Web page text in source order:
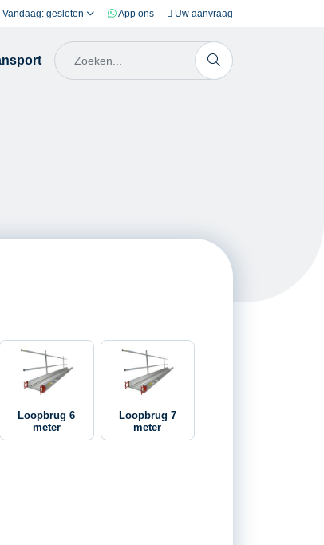
Vandaag: gesloten App ons Uw aanvraag
Loopbrug 6
meter
Loopbrug 7
meter